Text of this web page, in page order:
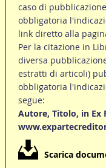
caso di
obbligatoria
link diretto alla
Per la citazione in
diversa
estratti di articoli)
obbligatoria
segue:
Autore, Titolo, in Ex
Scarica